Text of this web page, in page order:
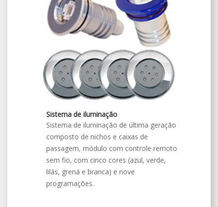
Sistema de iluminação
Sistema de iluminação de última geração
composto de nichos e caixas de
passagem, módulo com controle remoto
sem fio, com cinco cores (azul, verde,
lilás, grená e branca) e nove
programações.